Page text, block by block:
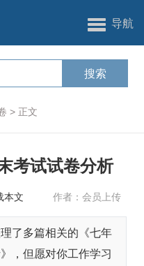
导航
> 正文
考试试卷分析
本文 作者：会员上传
了多篇相关的《七年
，但愿对你工作学习